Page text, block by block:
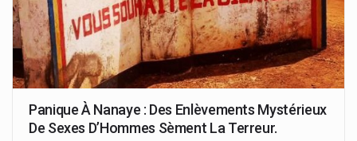
Panique À Nanaye : Des Enlèvements Mystérieux
De Sexes D’Hommes Sèment La Terreur.